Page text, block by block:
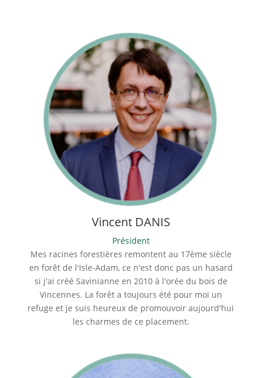
Vincent DANIS
Président
Mes racines forestières remontent au 17ème siècle
en forêt de l'Isle-Adam, ce n'est donc pas un hasard
si j'ai créé Savinianne en 2010 à l'orée du bois de
Vincennes. La forêt a toujours été pour moi un
refuge et je suis heureux de promouvoir aujourd'hui
les charmes de ce placement.